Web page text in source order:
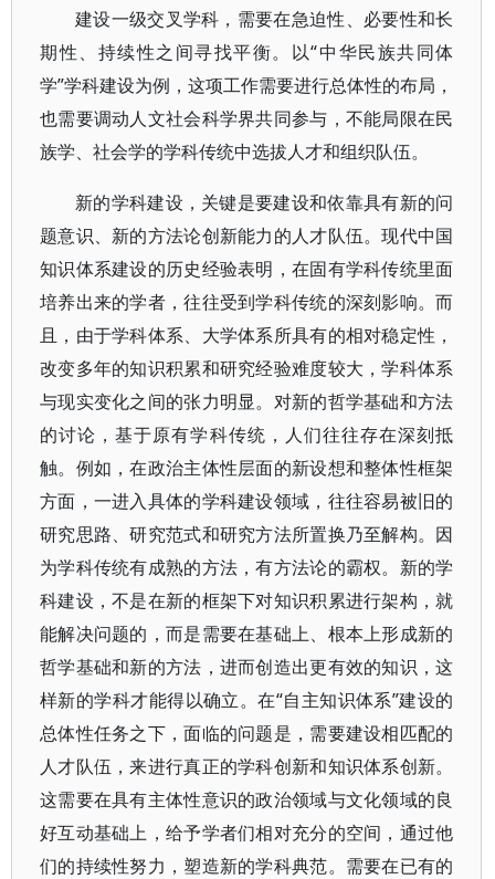
建设一级交叉学科，需要在急迫性、必要性和长
期性、持续性之间寻找平衡。以“中华民族共同体
学”学科建设为例，这项工作需要进行总体性的布局，
也需要调动人文社会科学界共同参与，不能局限在民
族学、社会学的学科传统中选拔人才和组织队伍。
新的学科建设，关键是要建设和依靠具有新的问
题意识、新的方法论创新能力的人才队伍。现代中国
知识体系建设的历史经验表明，在固有学科传统里面
培养出来的学者，往往受到学科传统的深刻影响。而
且，由于学科体系、大学体系所具有的相对稳定性，
改变多年的知识积累和研究经验难度较大，学科体系
与现实变化之间的张力明显。对新的哲学基础和方法
的讨论，基于原有学科传统，人们往往存在深刻抵
触。例如，在政治主体性层面的新设想和整体性框架
方面，一进入具体的学科建设领域，往往容易被旧的
研究思路、研究范式和研究方法所置换乃至解构。因
为学科传统有成熟的方法，有方法论的霸权。新的学
科建设，不是在新的框架下对知识积累进行架构，就
能解决问题的，而是需要在基础上、根本上形成新的
哲学基础和新的方法，进而创造出更有效的知识，这
样新的学科才能得以确立。在“自主知识体系”建设的
总体性任务之下，面临的问题是，需要建设相匹配的
人才队伍，来进行真正的学科创新和知识体系创新。
这需要在具有主体性意识的政治领域与文化领域的良
好互动基础上，给予学者们相对充分的空间，通过他
们的持续性努力，塑造新的学科典范。需要在已有的